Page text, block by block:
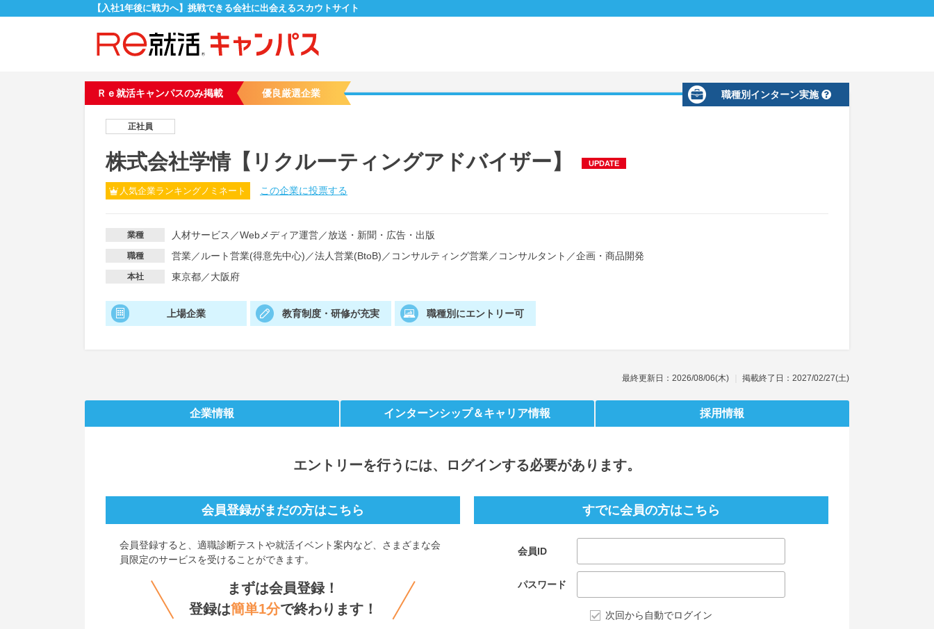
【入社1年後に戦力へ】挑戦できる会社に出会えるスカウトサイト
Ｒｅ就活キャンパスのみ掲載 優良厳選企業 職種別インターン実施
正社員
株式会社学情【リクルーティングアドバイザー】 UPDATE
人気企業ランキングノミネート この企業に投票する
業種 人材サービス ／Webメディア運営／放送・新聞・広告・出版
職種 営業／ ルート営業(得意先中心) ／法人営業(BtoB) ／ コンサルティング営業／ コンサルタント ／企画・商品開発
本社 東京都／大阪府
上場企業 教育制度・研修が充実 職種別にエントリー可
最終更新日：2026/08/06(木) 掲載終了日：2027/02/27(土)
企業情報 インターンシップ＆キャリア情報 採用情報
エントリーを行うには、ログインする必要があります。
すでに会員の方はこちら
会員ID
パスワード
次回から自動でログイン
会員登録がまだの方はこちら
会員登録すると、 適職診断テストや就活イベント案内など、さまざまな会
員限定のサービスを受けることができます。
まずは会員登録！
登録は簡単1分で終わります！